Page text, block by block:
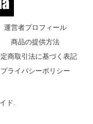
運営者プロフィール
商品の提供方法
商取引法に基づく表記
プライバシーポリシー
ド.